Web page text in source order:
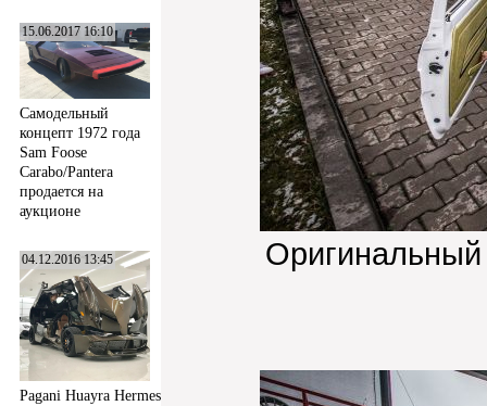
15.06.2017 16:10
Самодельный
концепт 1972 года
Sam Foose
Carabo/Pantera
продается на
аукционе
04.12.2016 13:45
Pagani Huayra Hermes